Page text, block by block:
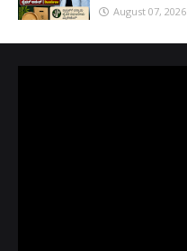
August 07, 2026